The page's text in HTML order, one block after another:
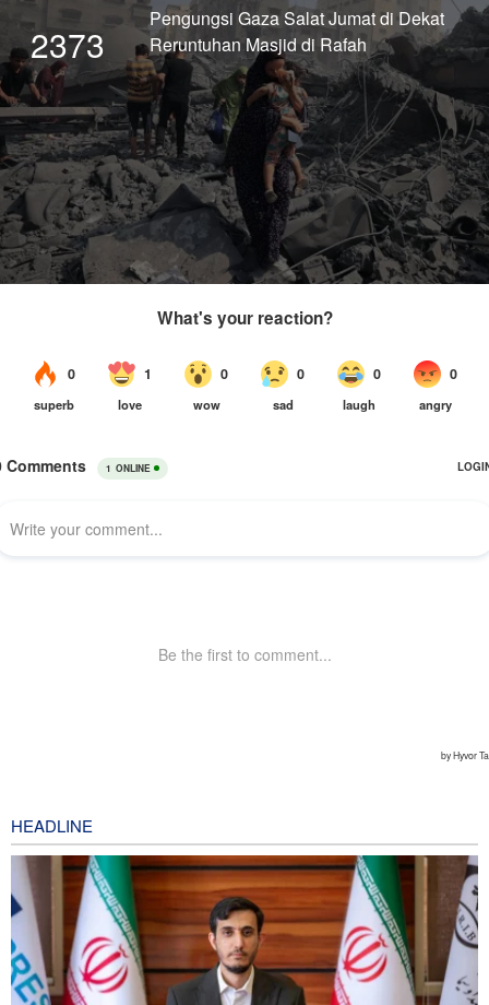
2373
Pengungsi Gaza Salat Jumat di Dekat
Reruntuhan Masjid di Rafah
HEADLINE